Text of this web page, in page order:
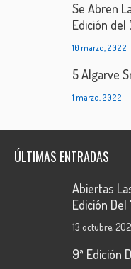
Se Abren
Edición del
10 marzo, 2022
5 Algarve
1 marzo, 2022
ÚLTIMAS ENTRADAS
Abiertas
Edición
13 octubre,
9ª Edición